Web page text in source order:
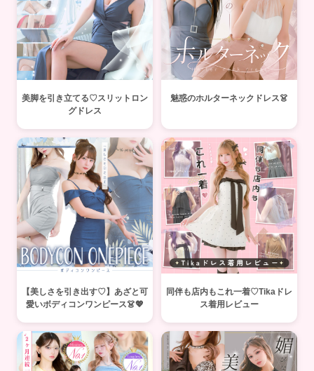
美脚を引き立てる♡スリットロン
グドレス
魅惑のホルターネックドレス👗
【美しさを引き出す♡】あざと可
愛いボディコンワンピース👗💖
同伴も店内もこれ一着♡Tikaドレ
ス着用レビュー